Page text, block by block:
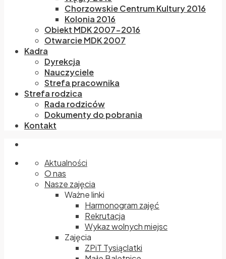
Chorzowskie Centrum Kultury 2016
Kolonia 2016
Obiekt MDK 2007-2016
Otwarcie MDK 2007
Kadra
Dyrekcja
Nauczyciele
Strefa pracownika
Strefa rodzica
Rada rodziców
Dokumenty do pobrania
Kontakt
Aktualności
O nas
Nasze zajęcia
Ważne linki
Harmonogram zajęć
Rekrutacja
Wykaz wolnych miejsc
Zajęcia
ZPiT Tysiąclatki